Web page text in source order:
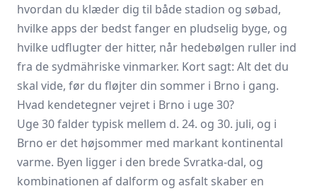
hvordan du klæder dig til både stadion og søbad,
hvilke apps der bedst fanger en pludselig byge, og
hvilke udflugter der hitter, når hedebølgen ruller ind
fra de sydmähriske vinmarker. Kort sagt: Alt det du
skal vide, før du fløjter din sommer i Brno i gang.
Hvad kendetegner vejret i Brno i uge 30?
Uge 30 falder typisk mellem d. 24. og 30. juli, og i
Brno er det højsommer med markant kontinental
varme. Byen ligger i den brede Svratka-dal, og
kombinationen af dalform og asfalt skaber en